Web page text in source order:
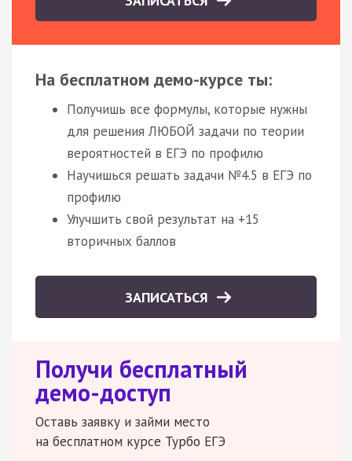
На бесплатном демо-курсе ты:
Получишь все формулы, которые нужны
для решения ЛЮБОЙ задачи по теории
вероятностей в ЕГЭ по профилю
Научишься решать задачи №4.5 в ЕГЭ по
профилю
Улучшить свой результат на +15
вторичных баллов
ЗАПИСАТЬСЯ
Получи бесплатный
демо-доступ
Оставь заявку и займи место
на бесплатном курсе Турбо ЕГЭ